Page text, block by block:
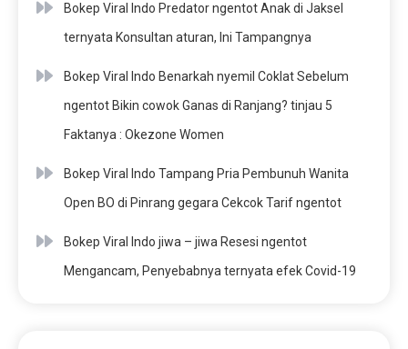
Bokep Viral Indo Predator ngentot Anak di Jaksel
ternyata Konsultan aturan, Ini Tampangnya
Bokep Viral Indo Benarkah nyemil Coklat Sebelum
ngentot Bikin cowok Ganas di Ranjang? tinjau 5
Faktanya : Okezone Women
Bokep Viral Indo Tampang Pria Pembunuh Wanita
Open BO di Pinrang gegara Cekcok Tarif ngentot
Bokep Viral Indo jiwa – jiwa Resesi ngentot
Mengancam, Penyebabnya ternyata efek Covid-19